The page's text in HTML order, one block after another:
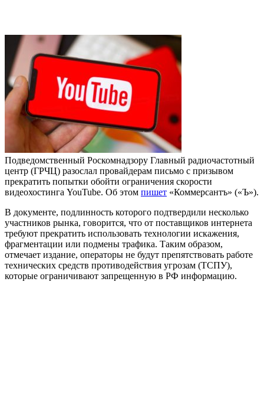
Подведомственный Роскомнадзору Главный радиочастотный
центр (ГРЧЦ) разослал провайдерам письмо с призывом
прекратить попытки обойти ограничения скорости
видеохостинга YouTube. Об этом пишет «Коммерсантъ» («Ъ»).
В документе, подлинность которого подтвердили несколько
участников рынка, говорится, что от поставщиков интернета
требуют прекратить использовать технологии искажения,
фрагментации или подмены трафика. Таким образом,
отмечает издание, операторы не будут препятствовать работе
технических средств противодействия угрозам (ТСПУ),
которые ограничивают запрещенную в РФ информацию.